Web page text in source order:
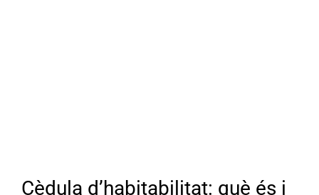
Cèdula d’habitabilitat: què és i